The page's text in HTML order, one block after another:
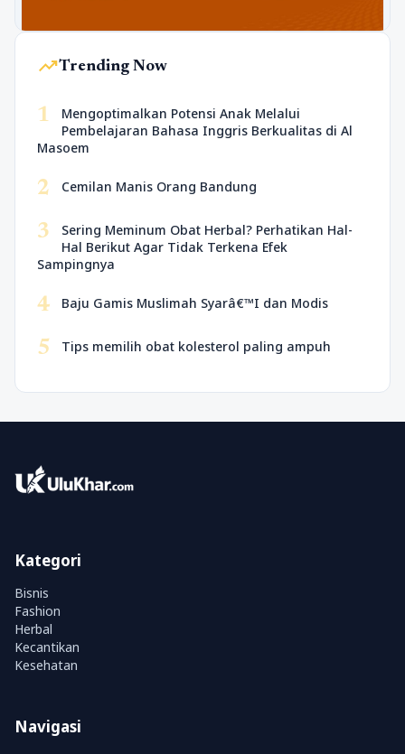
trending_upTrending Now
1
Mengoptimalkan Potensi Anak Melalui
Pembelajaran Bahasa Inggris Berkualitas di Al
Masoem
2 Cemilan Manis Orang Bandung
3
Sering Meminum Obat Herbal? Perhatikan Hal-
Hal Berikut Agar Tidak Terkena Efek
Sampingnya
4 Baju Gamis Muslimah Syarâ€™I dan Modis
5 Tips memilih obat kolesterol paling ampuh
Kategori
Bisnis
Fashion
Herbal
Kecantikan
Kesehatan
Navigasi